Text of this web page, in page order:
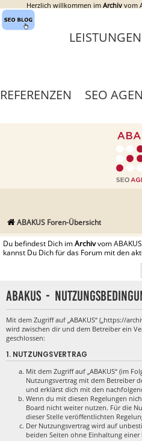
Herzlich willkommen im Archiv vom
LEISTUNGEN
REFERENZEN SEO
ABAKUS Foren-Übersicht
Du befindest Dich imArchivvom
kannst Du Dich für das Forum mit den
ABAKUS -
Mit dem Zugriff auf „ABAKUS“ („https://
wird zwischen dir und dem Betreiber ein
geschlossen:
1. NUTZUNGSVERTRAG
Mit dem Zugriff auf „ABAKUS“ (im
Nutzungsvertrag mit dem Betreiber
und erklärst dich mit den
Wenn du mit diesen Regelungen
Board nicht weiter nutzen. Für die
dieser Stelle veröffentlichten
Der Nutzungsvertrag wird auf
beiden Seiten ohne Einhaltung